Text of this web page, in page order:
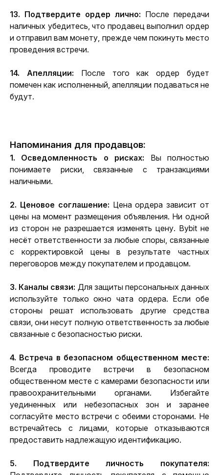
13. Подтвердите ордер лично: После передачи
наличных убедитесь, что продавец выполнил ордер
и отправил вам монету, прежде чем покинуть место
проведения встречи.
14. Апелляции: После того как ордер будет
помечен как исполненный, апелляции подаваться не
будут.
Напоминания для продавцов:
1. Осведомленность о рисках: Вы полностью
понимаете риски, связанные с транзакциями
наличными.
2. Ценовое соглашение: Цена ордера зависит от
цены на момент размещения объявления. Ни одной
из сторон не разрешается изменять цену. Bybit не
несёт ответственности за любые споры, связанные
с корректировкой цены в результате частных
переговоров между покупателем и продавцом.
3. Каналы связи: Для защиты персональных данных
используйте только окно чата ордера. Если обе
стороны решат использовать другие средства
связи, они несут полную ответственность за любые
связанные с безопасностью риски.
4. Встреча в безопасном общественном месте:
Всегда проводите встречи в безопасном
общественном месте с камерами безопасности или
правоохранительными органами. Избегайте
уединенных или небезопасных зон и заранее
согласуйте место встречи с обеими сторонами. Не
встречайтесь с лицами, которые отказываются
предоставить надлежащую идентификацию.
5. Подтвердите личность покупателя: